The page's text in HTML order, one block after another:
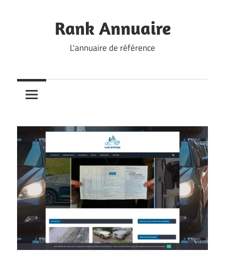
Rank Annuaire
L'annuaire de référence